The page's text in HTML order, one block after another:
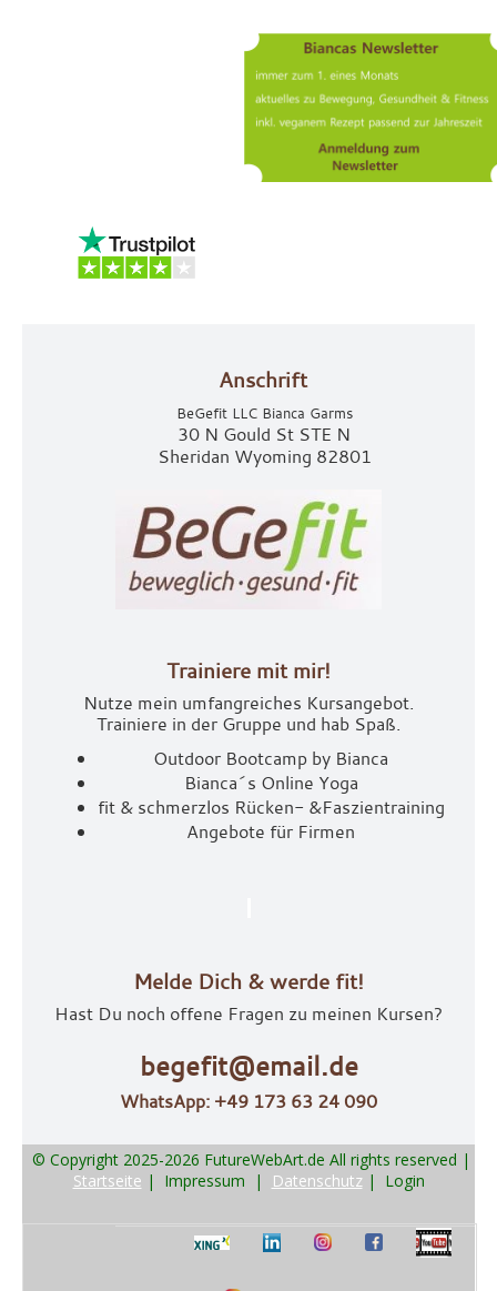
Anschrift
BeGefit LLC Bianca Garms
30 N Gould St STE N
Sheridan Wyoming 82801
Trainiere mit mir!
Nutze mein umfangreiches Kursangebot.
Trainiere in der Gruppe und hab Spaß.
Outdoor Bootcamp by Bianca
Bianca´s Online Yoga
fit & schmerzlos Rücken- &Faszientraining
Angebote für Firmen
Melde Dich & werde fit!
Hast Du noch offene Fragen zu meinen Kursen?
begefit@email.de
WhatsApp: +49 173 63 24 090
© Copyright 2025-2026 FutureWebArt.de All rights reserved |
Startseite | Impressum | Datenschutz| Login